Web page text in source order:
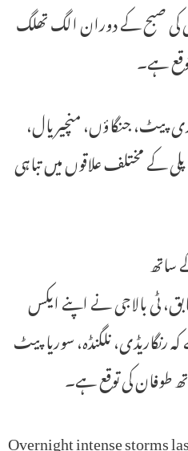
حیدرآباد میں بدھ 6 مئی کی صبح کے دوران الگ تھلگ
ہے۔
جنگاؤں، منچیریال،
کے مختلف علاقوں میں تباہی
ٹی بالاجی نے اپنے ایکس
کہ رنگاریڈی، نلگنڈہ، سوریا پیٹ
طوفان کی توقع ہے۔
Overnight intense storms